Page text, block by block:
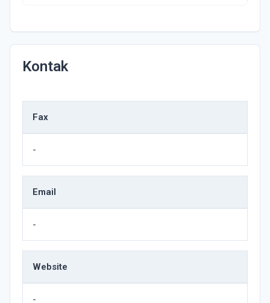
Kontak
Fax
-
Email
-
Website
-